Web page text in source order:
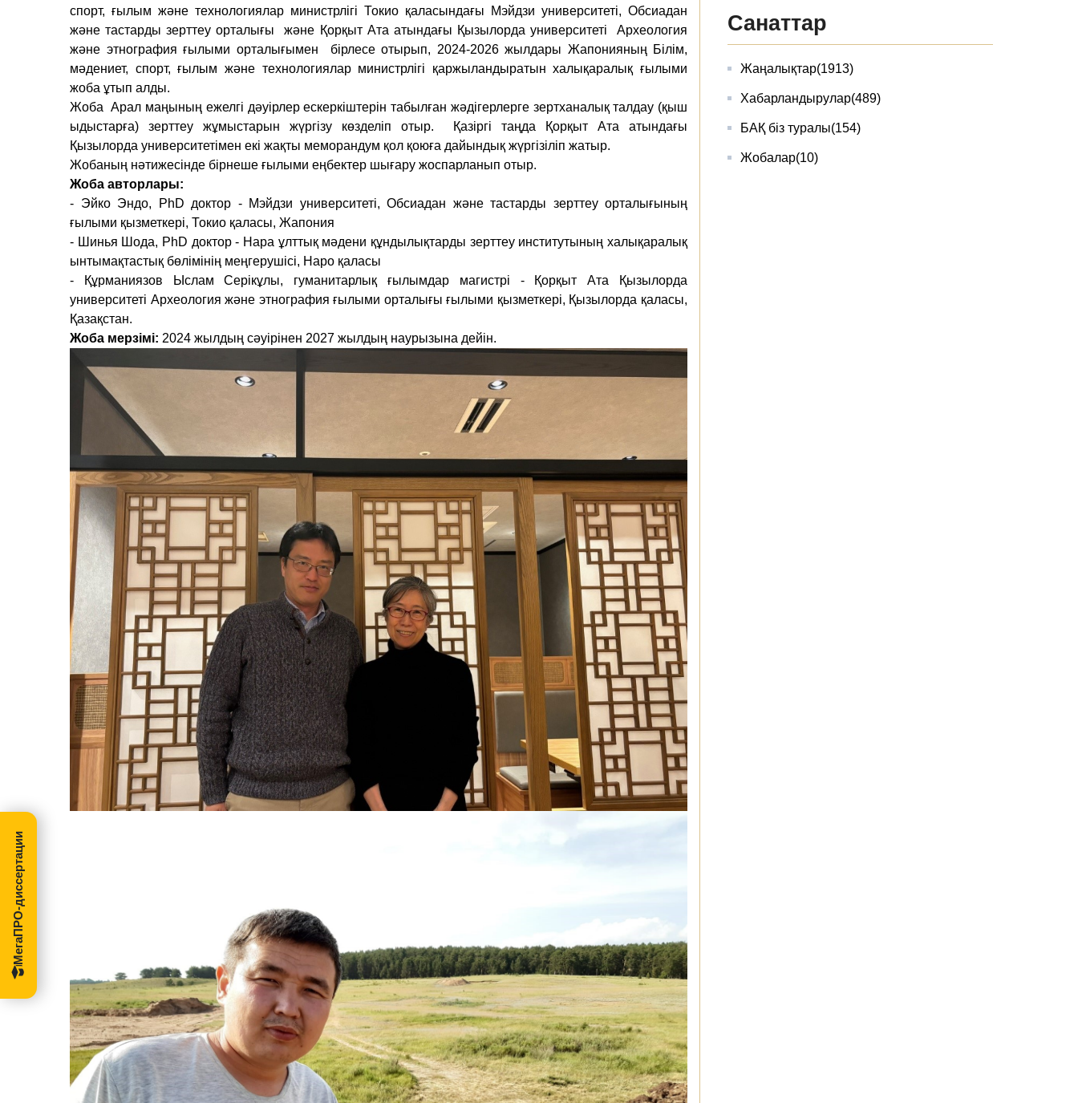
спорт, ғылым және технологиялар министрлігі Токио қаласындағы Мэйдзи университеті, Обсиадан
және тастарды зерттеу орталығы
және Қорқыт Ата атындағы Қызылорда университеті
Археология
және этнография ғылыми орталығымен
бірлесе отырып, 2024-2026 жылдары Жапонияның Білім,
мәдениет, спорт, ғылым және технологиялар министрлігі қаржыландыратын халықаралық ғылыми
жоба ұтып алды.
Жоба Арал маңының ежелгі дәуірлер ескеркіштерін табылған жәдігерлерге зертханалық талдау (қыш
ыдыстарға) зерттеу жұмыстарын жүргізу көзделіп отыр.
Қазіргі таңда Қорқыт Ата атындағы
Қызылорда университетімен екі жақты меморандум қол қоюға дайындық жүргізіліп жатыр.
Жобаның нәтижесінде бірнеше ғылыми еңбектер шығару жоспарланып отыр.
Жоба авторлары:
- Эйко Эндо, PhD доктор - Мэйдзи университеті, Обсиадан және тастарды зерттеу орталығының
ғылыми қызметкері, Токио қаласы, Жапония
- Шинья Шода, PhD доктор - Нара ұлттық мәдени құндылықтарды зерттеу институтының халықаралық
ынтымақтастық бөлімінің меңгерушісі, Наро қаласы
- Құрманиязов Ыслам Серікұлы, гуманитарлық ғылымдар магистрі - Қорқыт Ата Қызылорда
университеті Археология және этнография ғылыми орталығы ғылыми қызметкері, Қызылорда қаласы,
Қазақстан.
Жоба мерзімі: 2024 жылдың сәуірінен 2027 жылдың наурызына дейін.
Санаттар
Жаңалықтар(1913)
Хабарландырулар(489)
БАҚ біз туралы(154)
Жобалар(10)
МегаПРО-диссертации